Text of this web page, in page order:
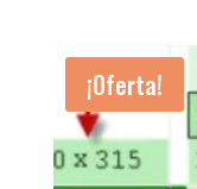
¡Oferta!